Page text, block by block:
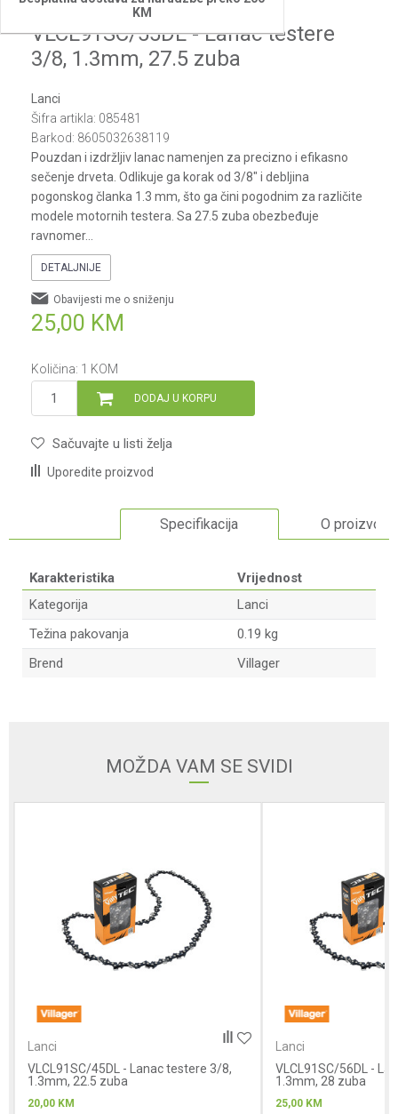
KM
VLCL91SC/55DL - Lanac testere
3/8, 1.3mm, 27.5 zuba
Lanci
Šifra artikla: 085481
Barkod: 8605032638119
Pouzdan i izdržljiv lanac namenjen za precizno i efikasno
sečenje drveta. Odlikuje ga korak od 3/8" i debljina
pogonskog članka 1.3 mm, što ga čini pogodnim za različite
modele motornih testera. Sa 27.5 zuba obezbeđuje
ravnomer...
DETALJNIJE
25,00 KM
Obavijesti me o sniženju
Količina: 1 KOM
DODAJ U KORPU
Sačuvajte u listi želja
Uporedite proizvod
Specifikacija O proizvodu
Karakteristika
Vrijednost
Kategorija
Lanci
Težina pakovanja
0.19 kg
Brend
Villager
POŠALJI
MOŽDA VAM SE SVIDI
Lanci
VLCL91SC/45DL - Lanac testere 3/8,
1.3mm, 22.5 zuba
20,00 KM
Lanci
VLCL91SC/56DL -
1.3mm, 28 zuba
25,00 KM